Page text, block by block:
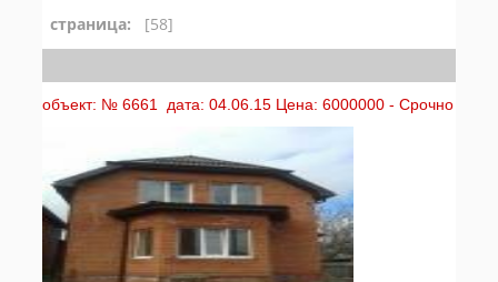
страница: [58]
объект: № 6661 дата: 04.06.15 Цена: 6000000 - Срочно